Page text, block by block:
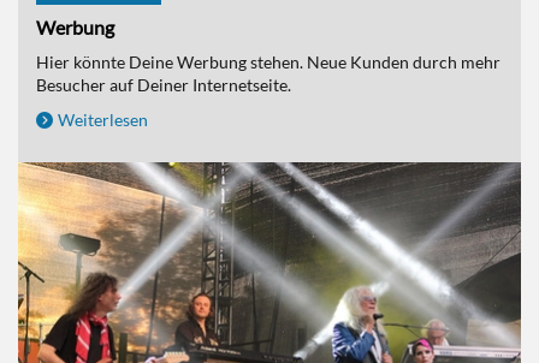
Werbung
Hier könnte Deine Werbung stehen. Neue Kunden durch mehr
Besucher auf Deiner Internetseite.
Weiterlesen